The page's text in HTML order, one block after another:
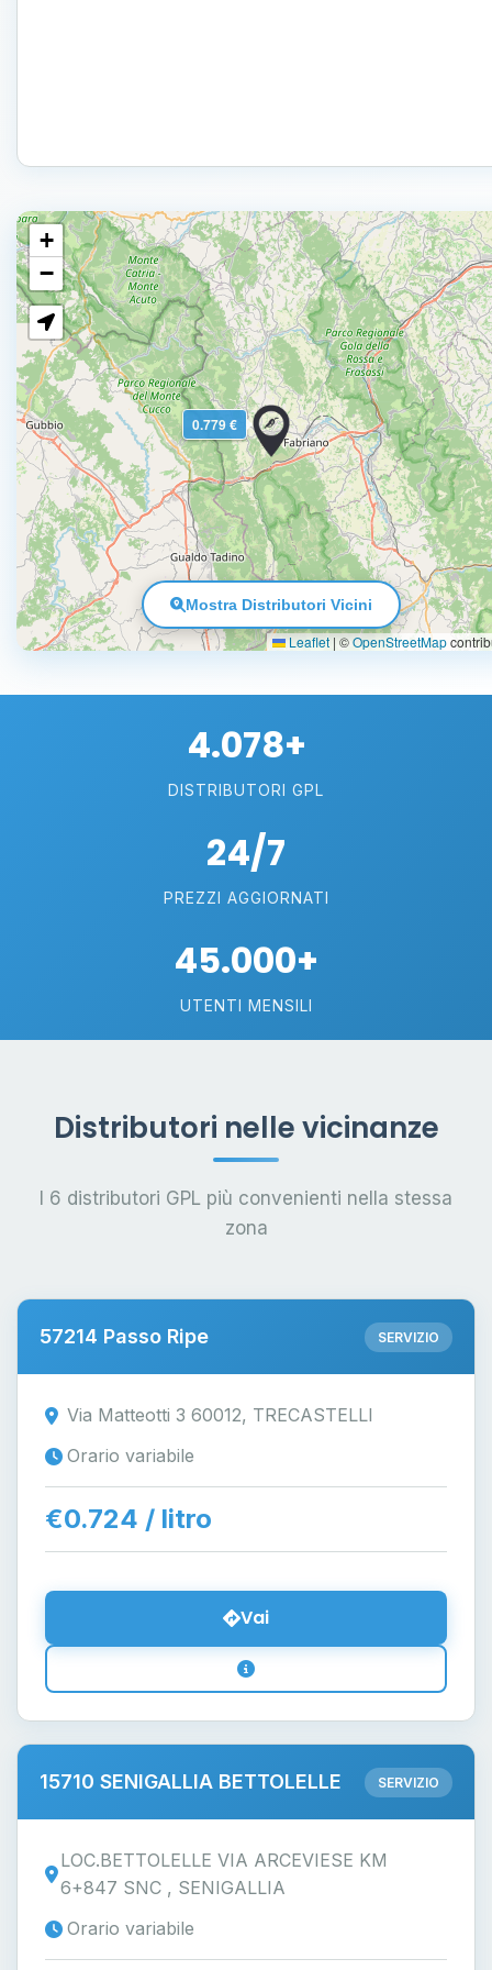
0.779 €
+
−
Leaflet |©OpenStreetMap
Mostra Distributori Vicini
4.078+
DISTRIBUTORI GPL
24/7
PREZZI AGGIORNATI
45.000+
UTENTI MENSILI
Distributori nelle vicinanze
I 6 distributori GPL più convenienti nella stessa
zona
57214 Passo Ripe SERVIZIO
Via Matteotti 3 60012, TRECASTELLI
Orario variabile
€0.724 / litro
Vai
15710 SENIGALLIA BETTOLELLE SERVIZIO
LOC.BETTOLELLE VIA ARCEVIESE KM
6+847 SNC , SENIGALLIA
Orario variabile